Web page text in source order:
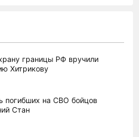
границы РФ вручили
Хитрикову
погибших на СВО бойцов
Стан